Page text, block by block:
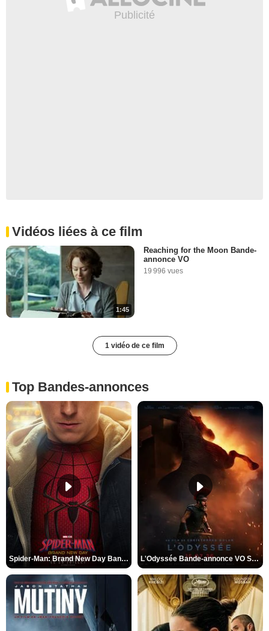
Vidéos liées à ce film
1:45
Reaching for the Moon Bande-
annonce VO
19 996 vues
1 vidéo de ce film
Top Bandes-annonces
Spider-Man: Brand New Day Bande-annonce VO STFR L'Odyssée Bande-annonce VO STFR